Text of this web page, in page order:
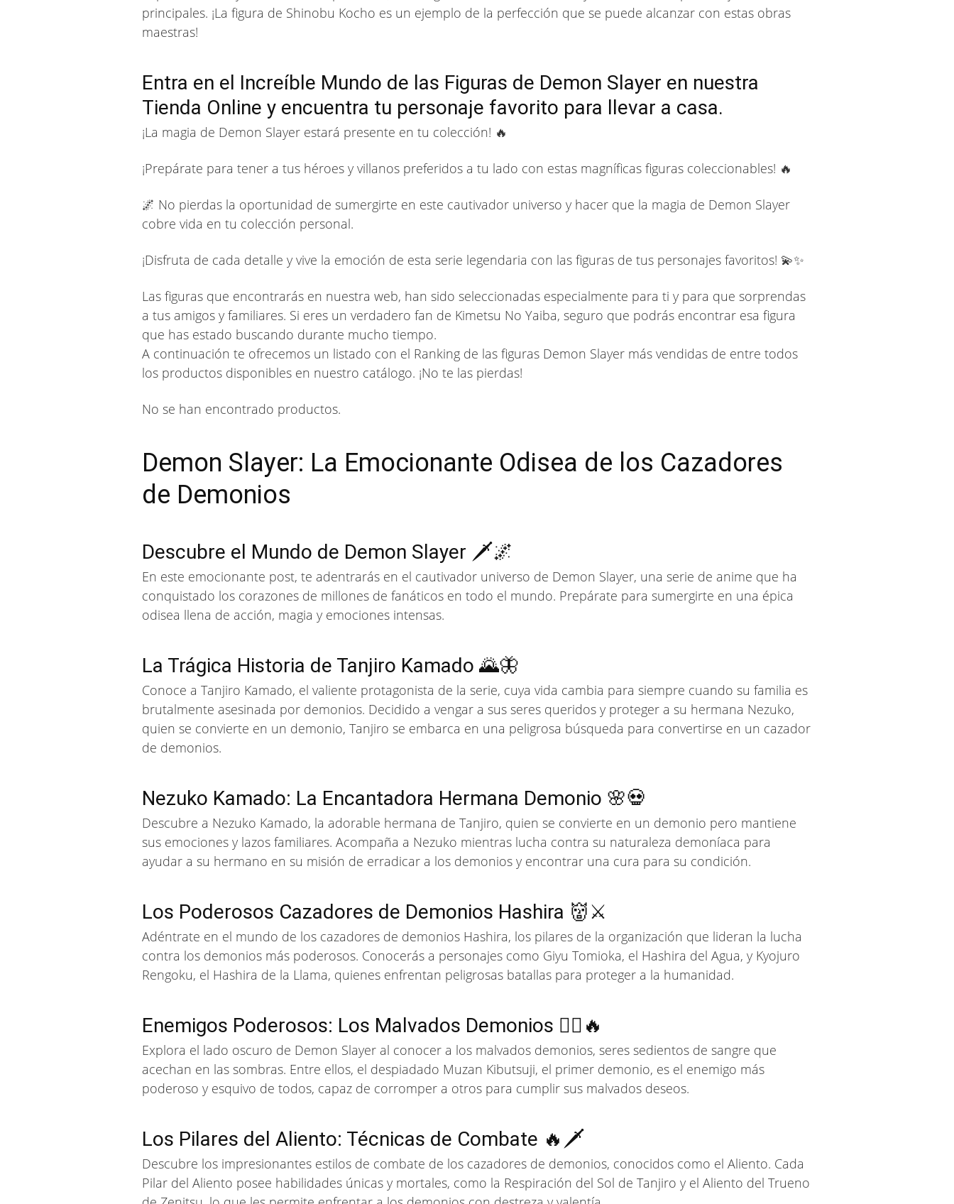
principales. ¡La figura de Shinobu Kocho es un ejemplo de la perfección que se puede alcanzar con estas obras
maestras!
Entra en el Increíble Mundo de las Figuras de Demon Slayer en nuestra
Tienda Online y encuentra tu personaje favorito para llevar a casa.
¡La magia de Demon Slayer estará presente en tu colección! 🔥
¡Prepárate para tener a tus héroes y villanos preferidos a tu lado con estas magníficas figuras coleccionables! 🔥
🌌 No pierdas la oportunidad de sumergirte en este cautivador universo y hacer que la magia de Demon Slayer
cobre vida en tu colección personal.
¡Disfruta de cada detalle y vive la emoción de esta serie legendaria con las figuras de tus personajes favoritos! 💫✨
Las figuras que encontrarás en nuestra web, han sido seleccionadas especialmente para ti y para que sorprendas
a tus amigos y familiares. Si eres un verdadero fan de Kimetsu No Yaiba, seguro que podrás encontrar esa figura
que has estado buscando durante mucho tiempo.
A continuación te ofrecemos un listado con el Ranking de las figuras Demon Slayer más vendidas de entre todos
los productos disponibles en nuestro catálogo. ¡No te las pierdas!
No se han encontrado productos.
Demon Slayer: La Emocionante Odisea de los Cazadores
de Demonios
Descubre el Mundo de Demon Slayer 🗡️🌌
En este emocionante post, te adentrarás en el cautivador universo de Demon Slayer, una serie de anime que ha
conquistado los corazones de millones de fanáticos en todo el mundo. Prepárate para sumergirte en una épica
odisea llena de acción, magia y emociones intensas.
La Trágica Historia de Tanjiro Kamado 🌄🦋
Conoce a Tanjiro Kamado, el valiente protagonista de la serie, cuya vida cambia para siempre cuando su familia es
brutalmente asesinada por demonios. Decidido a vengar a sus seres queridos y proteger a su hermana Nezuko,
quien se convierte en un demonio, Tanjiro se embarca en una peligrosa búsqueda para convertirse en un cazador
de demonios.
Nezuko Kamado: La Encantadora Hermana Demonio 🌸💀
Descubre a Nezuko Kamado, la adorable hermana de Tanjiro, quien se convierte en un demonio pero mantiene
sus emociones y lazos familiares. Acompaña a Nezuko mientras lucha contra su naturaleza demoníaca para
ayudar a su hermano en su misión de erradicar a los demonios y encontrar una cura para su condición.
Los Poderosos Cazadores de Demonios Hashira 👹⚔️
Adéntrate en el mundo de los cazadores de demonios Hashira, los pilares de la organización que lideran la lucha
contra los demonios más poderosos. Conocerás a personajes como Giyu Tomioka, el Hashira del Agua, y Kyojuro
Rengoku, el Hashira de la Llama, quienes enfrentan peligrosas batallas para proteger a la humanidad.
Enemigos Poderosos: Los Malvados Demonios 🦹‍♂️🔥
Explora el lado oscuro de Demon Slayer al conocer a los malvados demonios, seres sedientos de sangre que
acechan en las sombras. Entre ellos, el despiadado Muzan Kibutsuji, el primer demonio, es el enemigo más
poderoso y esquivo de todos, capaz de corromper a otros para cumplir sus malvados deseos.
Los Pilares del Aliento: Técnicas de Combate 🔥🗡️
Descubre los impresionantes estilos de combate de los cazadores de demonios, conocidos como el Aliento. Cada
Pilar del Aliento posee habilidades únicas y mortales, como la Respiración del Sol de Tanjiro y el Aliento del Trueno